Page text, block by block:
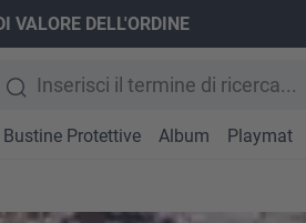
VALORE DELL'ORDINE
Bustine Protettive Album Playmat